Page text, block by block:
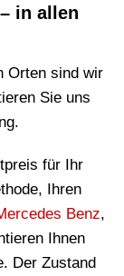
in allen
Orten sind wir
Sie uns
für Ihr
Ihren
Benz,
Ihnen
Der Zustand